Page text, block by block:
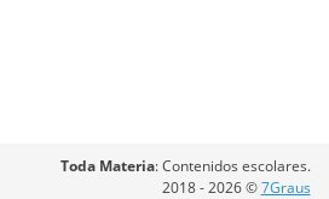
Toda Materia: Contenidos escolares.
2018 - 2026 ©7Graus